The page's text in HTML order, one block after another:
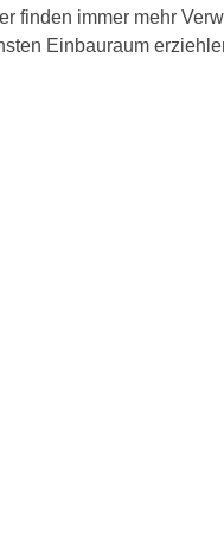
finden immer mehr
Einbauraum